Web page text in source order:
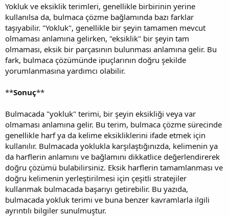
Yokluk ve eksiklik terimleri, genellikle birbirinin yerine
kullanılsa da, bulmaca çözme bağlamında bazı farklar
taşıyabilir. "Yokluk", genellikle bir şeyin tamamen mevcut
olmaması anlamına gelirken, "eksiklik" bir şeyin tam
olmaması, eksik bir parçasının bulunması anlamına gelir. Bu
fark, bulmaca çözümünde ipuçlarının doğru şekilde
yorumlanmasına yardımcı olabilir.
**Sonuç**
Bulmacada "yokluk" terimi, bir şeyin eksikliği veya var
olmaması anlamına gelir. Bu terim, bulmaca çözme sürecinde
genellikle harf ya da kelime eksikliklerini ifade etmek için
kullanılır. Bulmacada yoklukla karşılaştığınızda, kelimenin ya
da harflerin anlamını ve bağlamını dikkatlice değerlendirerek
doğru çözümü bulabilirsiniz. Eksik harflerin tamamlanması ve
doğru kelimenin yerleştirilmesi için çeşitli stratejiler
kullanmak bulmacada başarıyı getirebilir. Bu yazıda,
bulmacada yokluk terimi ve buna benzer kavramlarla ilgili
ayrıntılı bilgiler sunulmuştur.